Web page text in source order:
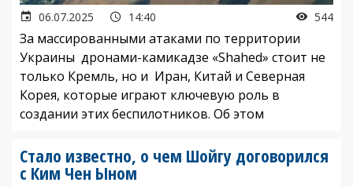
06.07.2025 14:40 544
За массированными атаками по территории
Украины дронами-камикадзе «Shahed» стоит не
только Кремль, но и Иран, Китай и Северная
Корея, которые играют ключевую роль в
создании этих беспилотников. Об этом
Стало известно, о чем Шойгу договорился
с Ким Чен Ыном